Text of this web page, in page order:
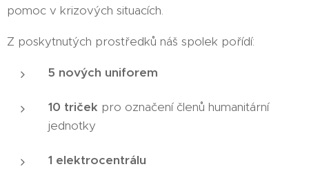
pomoc v krizových situacích.
Z poskytnutých prostředků náš spolek pořídí:
5 nových uniforem
10 triček pro označení členů humanitární
jednotky
1 elektrocentrálu